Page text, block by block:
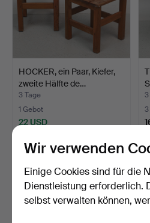
HOCKER, ein Paar, Kiefer,
zweite Hälfte de…
3 Tage
1 Gebot
22 USD
3
Wir verwenden
Einige Cookies sind für die
Dienstleistung erforderlich.
selbst verwalten können,